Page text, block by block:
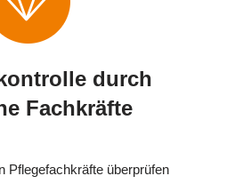
durch
Fachkräfte
Pflegefachkräfte überprüfen